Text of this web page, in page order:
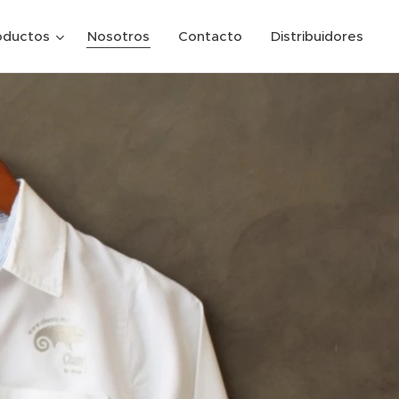
Nosotros Contacto Distribuidores